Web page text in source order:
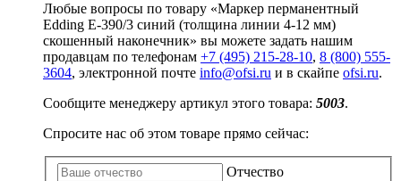
Любые вопросы по товару «Маркер перманентный
Edding E-390/3 синий (толщина линии 4-12 мм)
скошенный наконечник» вы можете задать нашим
продавцам по телефонам +7 (495) 215-28-10, 8 (800) 555-
3604, электронной почте info@ofsi.ru и в скайпе ofsi.ru.
Сообщите менеджеру артикул этого товара: 5003.
Спросите нас об этом товаре прямо сейчас:
Отчество